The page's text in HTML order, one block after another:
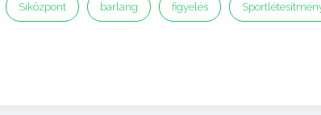
Síközpont barlang figyelés